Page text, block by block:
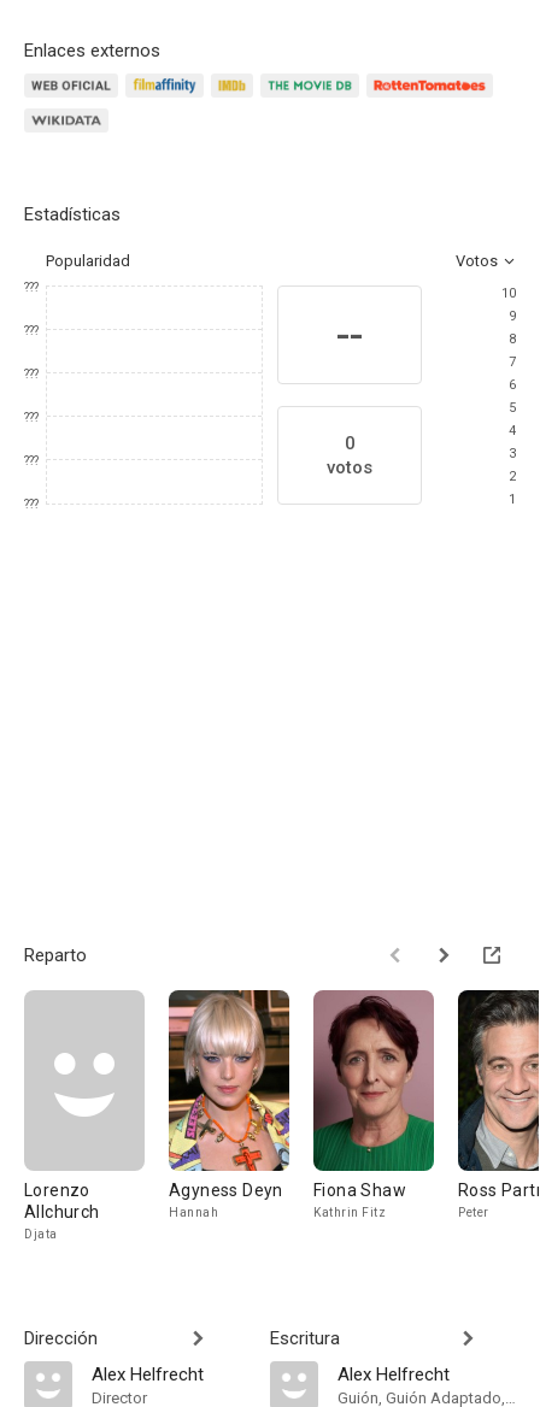
Enlaces externos
Estadísticas
Popularidad Votos
???
???
???
???
???
???
--
0
votos
10
9
8
7
6
5
4
3
2
1
Reparto
Lorenzo
Allchurch
Djata
Agyness Deyn
Hannah
Fiona Shaw
Kathrin Fitz
Ross
Peter
Dirección
Alex Helfrecht
Director
Escritura
Alex Helfrecht
Guión, Guión Adaptado, Adaptation